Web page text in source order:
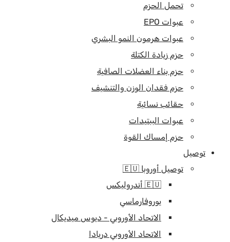
تحمل الحزم
عبوات EPO
عبوات هرمون النمو البشري
حزم زيادة الكتلة
حزم بناء العضلات الصافية
حزم فقدان الوزن والتنشيف
حقائب نسائية
عبوات الببتيدات
حزم إمساك القوة
توصيل
توصيل أوروبا 🇪🇺
🇪🇺 أندروليكس
يوروفارماسي
الاتحاد الأوروبي - ديوس ميديكال
الاتحاد الأوروبي دريادا